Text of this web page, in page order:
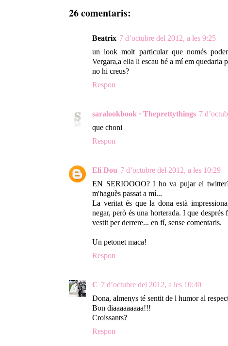
26 comentaris:
Beatrix 7 d’octubre del 2012, a les 9:25
un look molt particular que només
Vergara,a ella li escau bé a mí em
no hi creus?
Respon
saralookbook · Theprettythings 7
que choni
Respon
Eli Dou 7 d’octubre del 2012, a les 10:29
EN SERIOOOO? I ho va pujar el
m'haguès passat a mí...
La veritat és que la dona està
negar, però és una horterada. I que
vestit per derrere... en fí, sense comentaris.
Un petonet maca!
Respon
C 7 d’octubre del 2012, a les 10:40
Dona, almenys té sentit de l humor al
Bon diaaaaaaaaa!!!
Croissants?
Respon